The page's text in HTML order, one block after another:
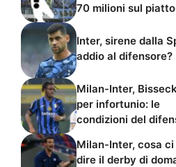
70 milioni sul piatto
Inter, sirene dalla
addio al difensore?
Milan-Inter,
per infortunio: le
condizioni del
Milan-Inter, cosa ci
dire il derby di